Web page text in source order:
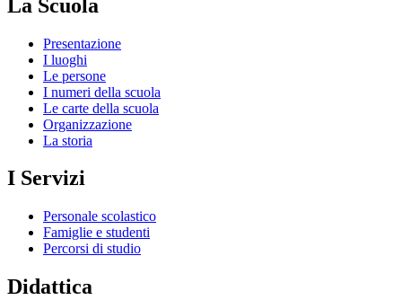
La Scuola
Presentazione
I luoghi
Le persone
I numeri della scuola
Le carte della scuola
Organizzazione
La storia
I Servizi
Personale scolastico
Famiglie e studenti
Percorsi di studio
Didattica